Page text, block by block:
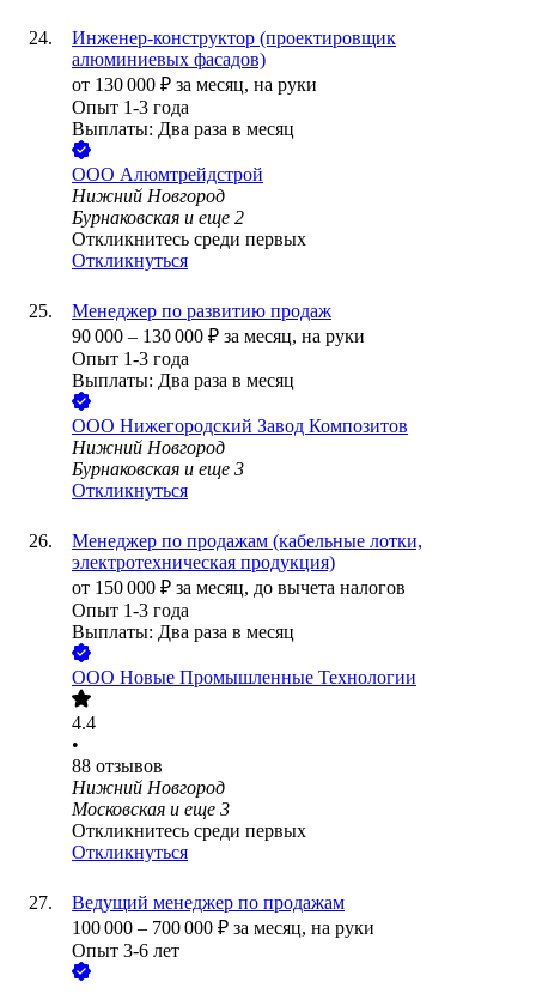
Инженер-конструктор (проектировщик
алюминиевых фасадов)
от 130 000 ₽ за месяц, на руки
Опыт 1-3 года
Выплаты: Два раза в месяц
ООО Алюмтрейдстрой
Нижний Новгород
Бурнаковская и еще 2
Откликнитесь среди первых
Откликнуться
Менеджер по развитию продаж
90 000 – 130 000 ₽ за месяц, на руки
Опыт 1-3 года
Выплаты: Два раза в месяц
ООО Нижегородский Завод Композитов
Нижний Новгород
Бурнаковская и еще 3
Откликнуться
Менеджер по продажам (кабельные лотки,
электротехническая продукция)
от 150 000 ₽ за месяц, до вычета налогов
Опыт 1-3 года
Выплаты: Два раза в месяц
ООО Новые Промышленные Технологии
4.4
•
88 отзывов
Нижний Новгород
Московская и еще 3
Откликнитесь среди первых
Откликнуться
Ведущий менеджер по продажам
100 000 – 700 000 ₽ за месяц, на руки
Опыт 3-6 лет